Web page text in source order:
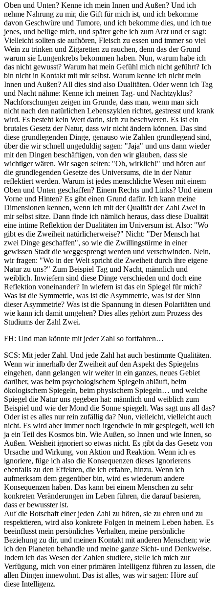
Oben und Unten? Kenne ich mein Innen und Außen? Und ich
nehme Nahrung zu mir, die Gift für mich ist, und ich bekomme
davon Geschwüre und Tumore, und ich bekomme dies, und ich tue
jenes, und belüge mich, und später gehe ich zum Arzt und er sagt:
Vielleicht sollten sie aufhören, Fleisch zu essen und immer so viel
Wein zu trinken und Zigaretten zu rauchen, denn das der Grund
warum sie Lungenkrebs bekommen haben. Nun, warum habe ich
das nicht gewusst? Warum hat mein Gefühl mich nicht geführt? Ich
bin nicht in Kontakt mit mir selbst. Warum kenne ich nicht mein
Innen und Außen? All dies sind also Dualitäten. Oder wenn ich Tag
und Nacht nähme: Kenne ich meinen Tag- und Nachtzyklus?
Nachforschungen zeigen im Grunde, dass man, wenn man sich
nicht nach den natürlichen Lebenszyklen richtet, gestresst und krank
wird. Es besteht kein Wert darin, sich zu beschweren. Es ist ein
brutales Gesetz der Natur, dass wir nicht ändern können. Das sind
diese grundlegenden Dinge, genauso wie Zahlen grundlegend sind,
über die wir schnell ungeduldig sagen: "Jaja" und uns dann wieder
mit den Dingen beschäftigen, von den wir glauben, dass sie
wichtiger wären. Wir sagen selten: "Oh, wirklich!" und hören auf
die grundlegenden Gesetze des Universums, die in der Natur
reflektiert werden. Warum ist jedes menschliche Wesen mit einem
Oben und Unten geschaffen? Einem Rechts und Links? Und einem
Vorne und Hinten? Es gibt einen Grund dafür. Ich kann meine
Dimensionen kennen, wenn ich mit der Qualität der Zahl Zwei in
mir selbst sitze. Dann finde ich nämlich heraus, dass diese Dualität
eine intime Reflektion der Dualitäten im Universum ist. Also: "Wo
gibt es die Zweiheit natürlicherweise?" Nicht: "Der Mensch hat
zwei Dinge geschaffen", so wie die Zwillingstürme in einer
gewissen Stadt die weggesprengt werden und verschwinden. Nein,
wir fragen: "Wo in der Welt spricht die Zweiheit durch ihre eigene
Natur zu uns?" Zum Beispiel Tag und Nacht, männlich und
weiblich. Inwiefern sind diese Dinge verschieden und doch eine
Reflektion voneinander? In wiefern ist das ein Spiegel für mich?
Was ist die Symmetrie, was ist die Asymmetrie, was ist der Sinn
dieser Asymmetrie? Was ist die Spannung in diesen Polaritäten und
wie kann ich damit umgehen? Dies alles gehört zum Prozess des
Studiums der Zahl Zwei.
FH: Und man könnte mit jeder Zahl so fortfahren…
SCS: Mit jeder Zahl. Und jede Zahl hat auch bestimmte Qualitäten.
Wenn wir innerhalb der Zweiheit auf den Aspekt des Spiegelns
eingehen, dann gelangen wir weiter in ein ganzes, neues Gebiet
darüber, was beim psychologischem Spiegeln abläuft, beim
ökologischem Spiegeln, beim physischem Spiegeln… und welche
Spiegel die Natur uns gegeben hat: männlich und weiblich zum
Beispiel und wie der Mond die Sonne spiegelt. Was sagt uns all das?
Oder ist es alles nur rein zufällig da? Nun, vielleicht, vielleicht auch
nicht. Es wird aber immer noch irgendwie in mir gespiegelt, weil ich
ja ein Teil des Kosmos bin. Wie Außen, so Innen und wie Innen, so
Außen. Weisheit ignoriert so etwas nicht. Es gibt da das Gesetz von
Ursache und Wirkung, von Aktion und Reaktion. Wenn ich es
ignoriere, füge ich also die Konsequenzen dieses Ignorierens
ebenfalls zu den Effekten, die ich erfahre, hinzu. Wenn ich
aufmerksam dem gegenüber bin, wird es wiederum andere
Konsequenzen haben. Das kann bei einem Menschen zu sehr
konkreten Veränderungen im Leben führen, die darauf basieren,
dass er bewusster ist.
Auf die Botschaft einer jeden Zahl zu hören, sie zu ehren und zu
respektieren, wird also konkrete Folgen in meinem Leben haben. Es
beeinflusst mein persönliches Verhalten, meine persönliche
Beziehung zu dir, und meinen Kontakt mit anderen Menschen; wie
ich den Planeten behandle und meine ganze Sicht- und Denkweise.
Indem ich das Wesen der Zahlen studiere, stelle ich mich zur
Verfügung, mich von einer primären Intelligenz führen zu lassen, die
allen Dingen innewohnt. Das ist alles, was wir sagen: Höre auf
diese Intelligenz.